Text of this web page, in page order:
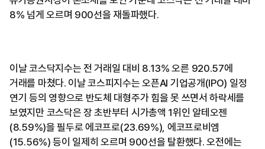
8% 넘게 오르며 900선을 재돌파했다.
이날 코스닥지수는 전 거래일 대비 8.13% 오른 920.57에
거래를 마쳤다. 이날 코스피지수는 오픈AI 기업공개(IPO) 일정
연기 등의 영향으로 반도체 대형주가 힘을 못 쓰면서 하락세를
보였지만 코스닥은 장 초반부터 시가총액 1위인 알테오젠
(8.59%)을 필두로 에코프로(23.69%), 에코프로비엠
(15.56%) 등이 일제히 오르며 900선을 탈환했다. 오전에는